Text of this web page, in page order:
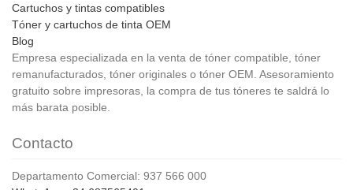
Cartuchos y tintas compatibles
Tóner y cartuchos de tinta OEM
Blog
Empresa especializada en la venta de tóner compatible, tóner
remanufacturados, tóner originales o tóner OEM. Asesoramiento
gratuito sobre impresoras, la compra de tus tóneres te saldrá lo
más barata posible.
Contacto
Departamento Comercial: 937 566 000